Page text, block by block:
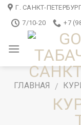
Skip Г. САНКТ-
7/10-20
+7
ГЛАВНАЯ /